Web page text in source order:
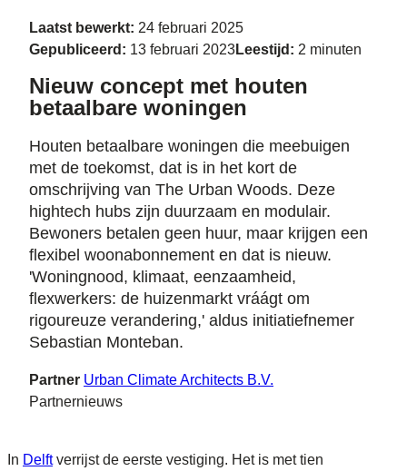
Laatst bewerkt: 24 februari 2025
Gepubliceerd: 13 februari 2023Leestijd: 2 minuten
Nieuw concept met houten
betaalbare woningen
Houten betaalbare woningen die meebuigen
met de toekomst, dat is in het kort de
omschrijving van The Urban Woods. Deze
hightech hubs zijn duurzaam en modulair.
Bewoners betalen geen huur, maar krijgen een
flexibel woonabonnement en dat is nieuw.
'Woningnood, klimaat, eenzaamheid,
flexwerkers: de huizenmarkt vráágt om
rigoureuze verandering,' aldus initiatiefnemer
Sebastian Monteban.
Partner Urban Climate Architects B.V.
Partnernieuws
In Delftverrijst de eerste vestiging. Het is met tien